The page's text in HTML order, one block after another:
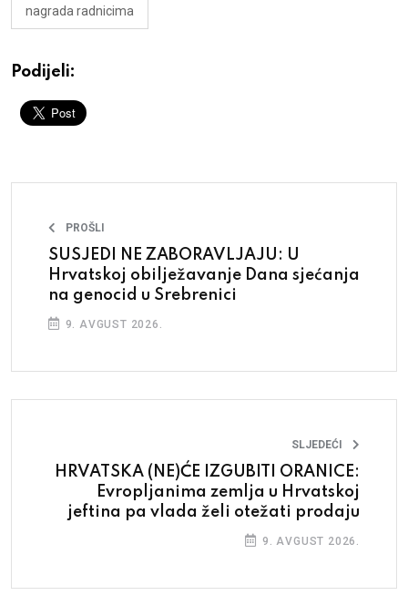
nagrada radnicima
Podijeli:
PROŠLI
SUSJEDI NE ZABORAVLJAJU: U
Hrvatskoj obilježavanje Dana sjećanja
na genocid u Srebrenici
9. AVGUST 2026.
SLJEDEĆI
HRVATSKA (NE)ĆE IZGUBITI ORANICE:
Evropljanima zemlja u Hrvatskoj
jeftina pa vlada želi otežati prodaju
9. AVGUST 2026.